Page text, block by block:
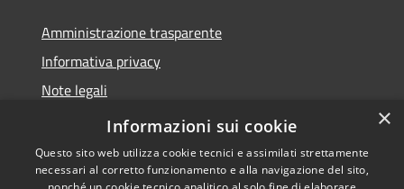
Amministrazione trasparente
Informativa privacy
Note legali
Dichiarazione di accessibilità
×
Informazioni sui cookie
Questo sito web utilizza cookie tecnici e assimilati strettamente
necessari al corretto funzionamento e alla navigazione del sito,